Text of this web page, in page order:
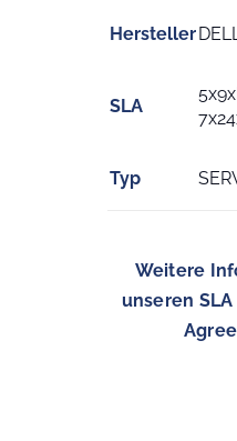
Hersteller
SLA
Typ
Weitere
unseren